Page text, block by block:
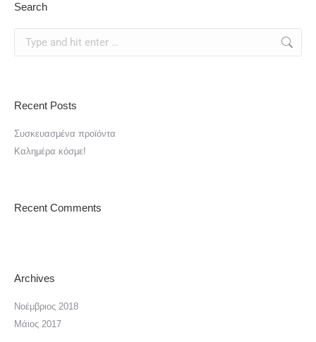
Search
Recent Posts
Συσκευασμένα προϊόντα
Καλημέρα κόσμε!
Recent Comments
Archives
Νοέμβριος 2018
Μάιος 2017